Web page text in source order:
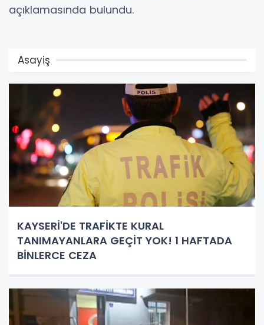
açıklamasında bulundu.
Asayiş
KAYSERİ'DE TRAFİKTE KURAL
TANIMAYANLARA GEÇİT YOK! 1 HAFTADA
BİNLERCE CEZA